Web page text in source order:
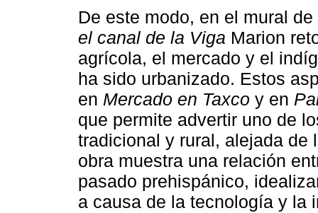
De este modo, en el mural de
el canal de la Viga Marion
agrícola, el mercado y el
ha sido urbanizado. Estos
en Mercado en Taxco y en
que permite advertir uno de
tradicional y rural, alejada de
obra muestra una relación
pasado prehispánico,
a causa de la tecnología y la